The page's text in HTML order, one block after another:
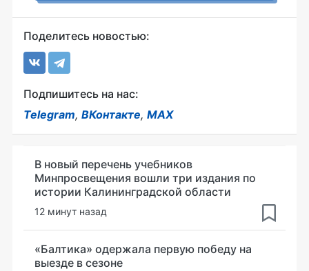
Поделитесь новостью:
Подпишитесь на нас:
Telegram, ВКонтакте, MAX
В новый перечень учебников
Минпросвещения вошли три издания по
истории Калининградской области
12 минут назад
«Балтика» одержала первую победу на
выезде в сезоне